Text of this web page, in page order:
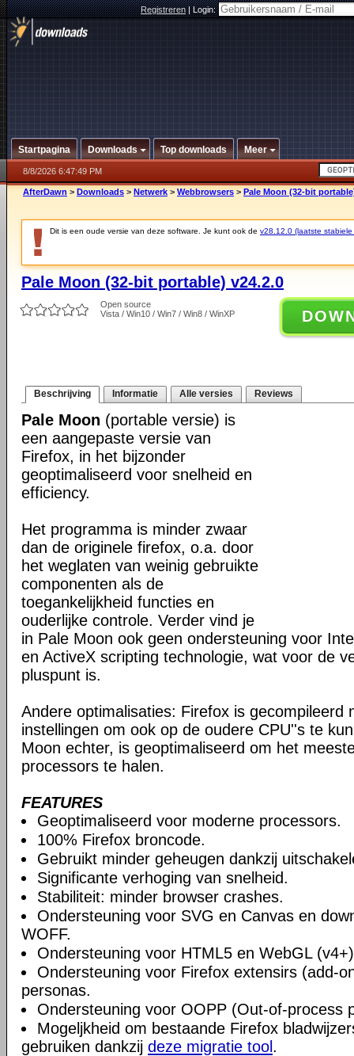
Registreren|Login:
Startpagina Downloads Top downloads Meer
8/8/2026 6:47:49 PM
AfterDawn > Downloads > Netwerk > Webbrowsers > Pale Moon (32-bit
Dit is een oude versie van deze software. Je kunt ook de v28.12.0 (laatste stabiele
Pale Moon (32-bit portable) v24.2.0
Open source
Vista / Win10 / Win7 / Win8 / WinXP
Beschrijving Informatie Alle versies Reviews
Pale Moon (portable versie) is
een aangepaste versie van
Firefox, in het bijzonder
geoptimaliseerd voor snelheid en
efficiency.
Het programma is minder zwaar
dan de originele firefox, o.a. door
het weglaten van weinig gebruikte
componenten als de
toegankelijkheid functies en
ouderlijke controle. Verder vind je
in Pale Moon ook geen ondersteuning voor
en ActiveX scripting technologie, wat voor de
pluspunt is.
Andere optimalisaties: Firefox is gecompileerd
instellingen om ook op de oudere CPU''s te
Moon echter, is geoptimaliseerd om het
processors te halen.
FEATURES
Geoptimaliseerd voor moderne processors.
100% Firefox broncode.
Gebruikt minder geheugen dankzij
Significante verhoging van snelheid.
Stabiliteit: minder browser crashes.
Ondersteuning voor SVG en Canvas en
WOFF.
Ondersteuning voor HTML5 en WebGL
Ondersteuning voor Firefox extensirs (add-
personas.
Ondersteuning voor OOPP (Out-of-process
Mogeljkheid om bestaande Firefox
gebruiken dankzij deze migratie tool .